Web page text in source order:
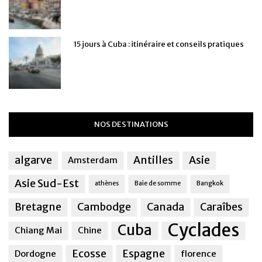
15 jours à Cuba : itinéraire et conseils pratiques
NOS DESTINATIONS
algarve Amsterdam Antilles
Asie
Asie Sud-Est
athènes Baie de somme Bangkok
Bretagne Cambodge Canada Caraîbes
Chiang Mai Chine Cuba Cyclades
Dordogne Ecosse Espagne florence